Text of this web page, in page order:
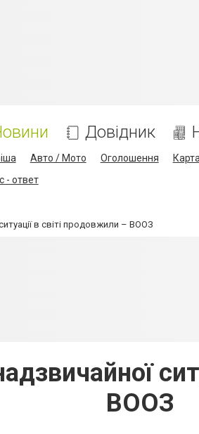
Довідник
Авто / Мото Оголошення
- ответ
в світі продовжили – ВООЗ
ВООЗ